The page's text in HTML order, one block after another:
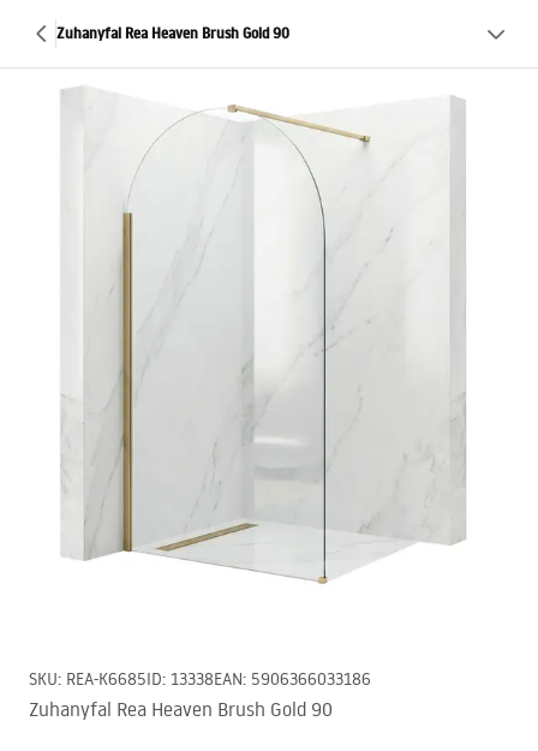
Zuhanyfal Rea Heaven Brush Gold 90
SKU: REA-K6685ID: 13338EAN: 5906366033186
Zuhanyfal Rea Heaven Brush Gold 90